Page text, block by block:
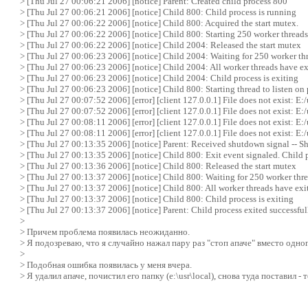
> [Thu Jul 27 00:06:21 2006] [notice] Child 800: Child process is running
> [Thu Jul 27 00:06:22 2006] [notice] Child 800: Acquired the start mutex.
> [Thu Jul 27 00:06:22 2006] [notice] Child 800: Starting 250 worker
> [Thu Jul 27 00:06:22 2006] [notice] Child 2004: Released the start mutex
> [Thu Jul 27 00:06:23 2006] [notice] Child 2004: Waiting for 250 worker
> [Thu Jul 27 00:06:23 2006] [notice] Child 2004: All worker threads have
> [Thu Jul 27 00:06:23 2006] [notice] Child 2004: Child process is exiting
> [Thu Jul 27 00:06:23 2006] [notice] Child 800: Starting thread to listen on
> [Thu Jul 27 00:07:52 2006] [error] [client 127.0.0.1] File does not exist:
> [Thu Jul 27 00:07:52 2006] [error] [client 127.0.0.1] File does not exist:
> [Thu Jul 27 00:08:11 2006] [error] [client 127.0.0.1] File does not exist:
> [Thu Jul 27 00:08:11 2006] [error] [client 127.0.0.1] File does not exist:
> [Thu Jul 27 00:13:35 2006] [notice] Parent: Received shutdown signal --
> [Thu Jul 27 00:13:35 2006] [notice] Child 800: Exit event signaled. Child
> [Thu Jul 27 00:13:36 2006] [notice] Child 800: Released the start mutex
> [Thu Jul 27 00:13:37 2006] [notice] Child 800: Waiting for 250 worker
> [Thu Jul 27 00:13:37 2006] [notice] Child 800: All worker threads have
> [Thu Jul 27 00:13:37 2006] [notice] Child 800: Child process is exiting
> [Thu Jul 27 00:13:37 2006] [notice] Parent: Child process exited
>
> Причем проблема появилась неожиданно.
> Я подозреваю, что я случайно нажал пару раз "стоп апаче" вместо
>
> Подобная ошибка появилась у меня вчера.
> Я удалил апаче, почистил его папку (e:\usr\local), снова туда поставил -